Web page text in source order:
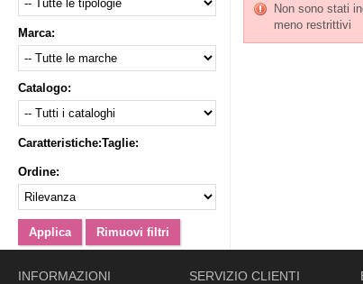
Marca:
Catalogo:
Caratteristiche:Taglie:
Ordine:
Non sono stati
meno restrittivi
INFORMAZIONI SERVIZIO CLIENTI